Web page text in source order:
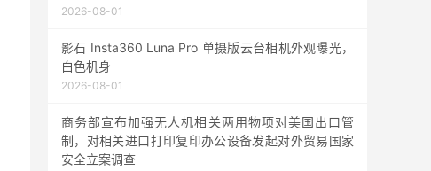
2026-08-01
影石 Insta360 Luna Pro 单摄版云台相机外观曝光，
白色机身
2026-08-01
商务部宣布加强无人机相关两用物项对美国出口管
制，对相关进口打印复印办公设备发起对外贸易国家
安全立案调查